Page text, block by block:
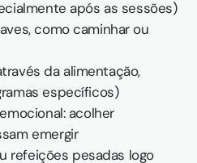
após as sessões)
como caminhar ou
da alimentação,
específicos)
acolher
emergir
refeições pesadas logo